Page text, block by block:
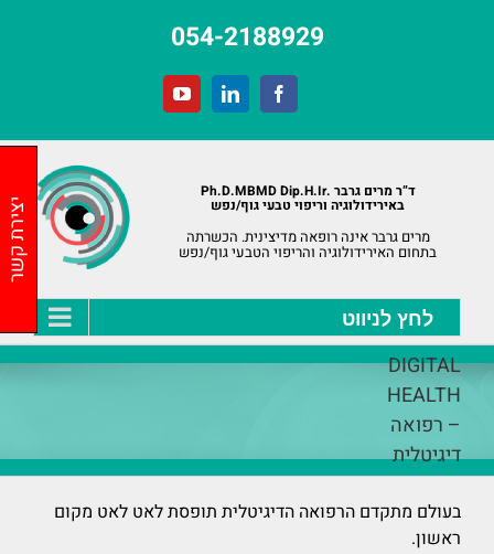
054-2188929
Facebook
LinkedIn
YouTube
ד”ר מרים גרבר .Ph.D.MBMD Dip.H.Ir
באירידולוגיה וריפוי טבעי גוף/נפש
מרים גרבר אינה רופאה מדיצינית. הכשרתה
בתחום האירידולוגיה והריפוי הטבעי גוף/נפש
DIGITAL
HEALTH
– רפואה
דיגיטלית
בעולם מתקדם הרפואה הדיגיטלית תופסת לאט לאט מקום
ראשון.
יצירת קשר